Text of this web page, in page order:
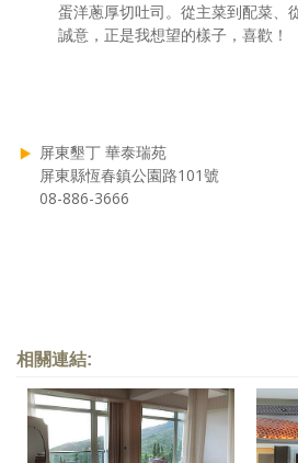
蛋洋蔥厚切吐司。從主菜到配菜、
誠意，正是我想望的樣子，喜歡！
屏東墾丁 華泰瑞苑
屏東縣恆春鎮公園路101號
08-886-3666
相關連結: